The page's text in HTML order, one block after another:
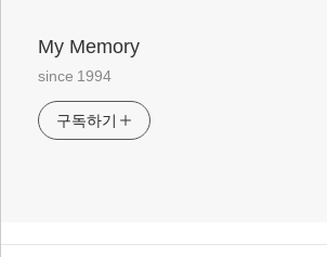
My Memory
since 1994
구독하기